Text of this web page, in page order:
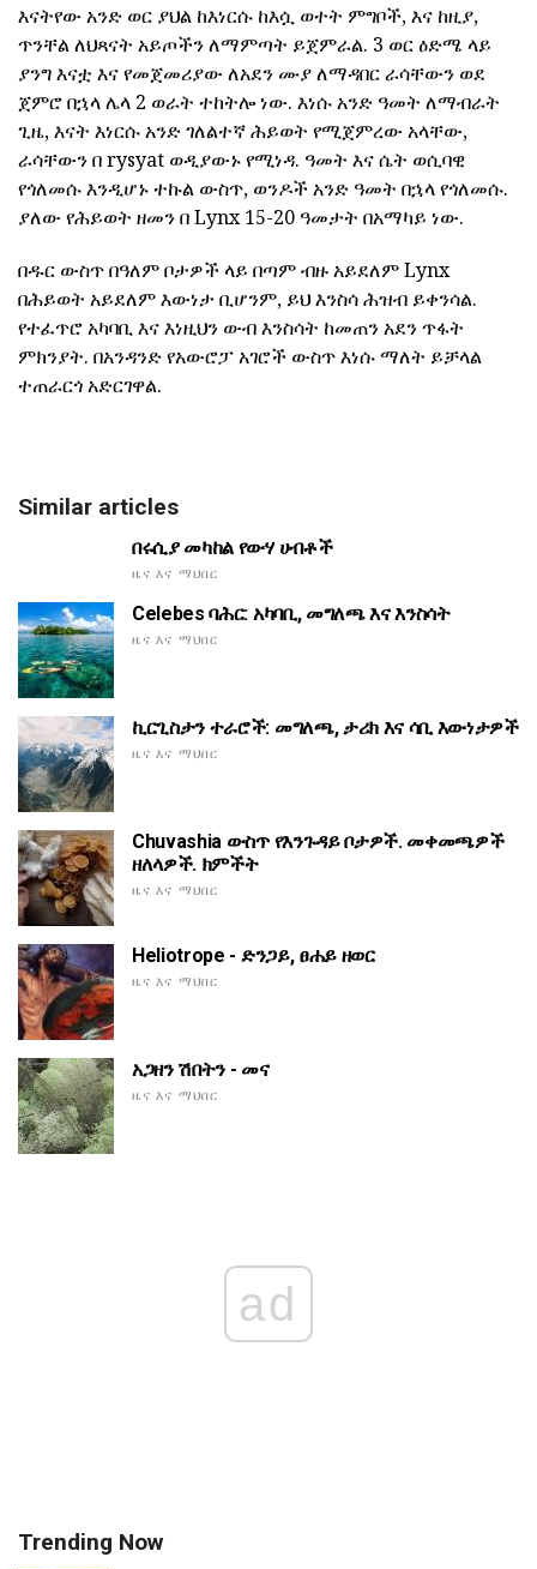
እናትየው አንድ ወር ያህል ከእነርሱ ከእሷ ወተት ምግቦች, እና ከዚያ,
ጥንቸል ለህጻናት አይጦችን ለማምጣት ይጀምራል. 3 ወር ዕድሜ ላይ
ያንግ እናቷ እና የመጀመሪያው ለአደን ሙያ ለማዳበር ራሳቸውን ወደ
ጀምሮ በኋላ ሌላ 2 ወራት ተከትሎ ነው. እነሱ አንድ ዓመት ለማብራት
ጊዜ, እናት እነርሱ አንድ ገለልተኛ ሕይወት የሚጀምረው አላቸው,
ራሳቸውን በ rysyat ወዲያውኑ የሚነዳ. ዓመት እና ሴት ወሲባዊ
የጎለመሱ እንዲሆኑ ተኩል ውስጥ, ወንዶች አንድ ዓመት በኋላ የጎለመሱ.
ያለው የሕይወት ዘመን በ Lynx 15-20 ዓመታት በአማካይ ነው.
በዱር ውስጥ በዓለም ቦታዎች ላይ በጣም ብዙ አይደለም Lynx
በሕይወት አይደለም እውነታ ቢሆንም, ይህ እንስሳ ሕዝብ ይቀንሳል.
የተፈጥሮ አካባቢ እና እነዚህን ውብ እንስሳት ከመጠን አደን ጥፋት
ምክንያት. በአንዳንድ የአውሮፓ አገሮች ውስጥ እነሱ ማለት ይቻላል
ተጠራርጎ አድርገዋል.
Similar articles
በሩሲያ መካከል የውሃ ሀብቶች
ዜና እና ማህበር
Celebes ባሕር: አካባቢ, መግለጫ እና እንስሳት
ዜና እና ማህበር
ኪርጊስታን ተራሮች: መግለጫ, ታሪክ እና ሳቢ እውነታዎች
ዜና እና ማህበር
Chuvashia ውስጥ የእንጉዳይ ቦታዎች. መቀመጫዎች
ዘለላዎች. ክምችት
ዜና እና ማህበር
Heliotrope - ድንጋይ, ፀሐይ ዘወር
ዜና እና ማህበር
አጋዘን ሽበትን - መና
ዜና እና ማህበር
ad
Trending Now